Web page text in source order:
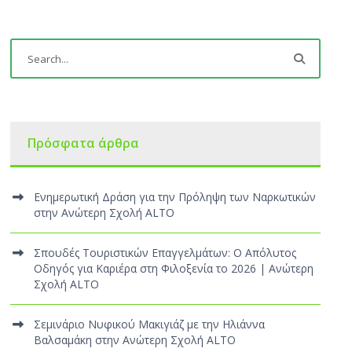
Πρόσφατα άρθρα
Ενημερωτική Δράση για την Πρόληψη των Ναρκωτικών
στην Ανώτερη Σχολή ALTO
Σπουδές Τουριστικών Επαγγελμάτων: Ο Απόλυτος
Οδηγός για Καριέρα στη Φιλοξενία το 2026 | Ανώτερη
Σχολή ALTO
Σεμινάριο Νυφικού Μακιγιάζ με την Ηλιάννα
Βαλσαμάκη στην Ανώτερη Σχολή ALTO